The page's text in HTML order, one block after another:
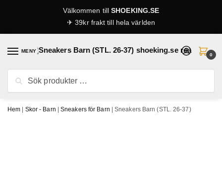
Välkommen tillSHOEKING.SE
✈ 39kr frakt till hela världen
MENY
efter:
Sök
0
Hem | Skor - Barn |Sneakers för Barn |Sneakers Barn (STL. 26-37)